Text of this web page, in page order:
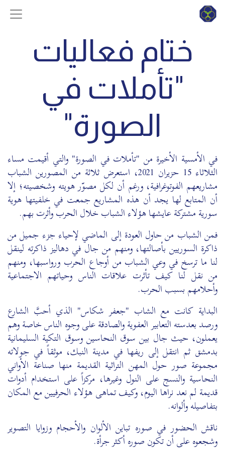
ختام فعاليات
"تأملات في
الصورة"
في الأمسية الأخيرة من "تأملات في الصورة" والتي أقيمت مساء
الثلاثاء 15 حزيران 2021، استعرض ثلاثة من المصورين الشباب
مشاريعهم الفوتوغرافية، ورغم أن لكل مصوّر هويته وشخصيته؛ إلا
أن المتابع لها يجد أن هذه المشاريع جمعت في خلفيتها هوية
سورية مشتركة عايشها هؤلاء الشباب خلال الحرب وأثرت بهم.
فمن الشباب من حاول العودة إلى الماضي لإحياء جزء جميل من
ذاكرة السوريين بأصالتها، ومنهم من جال في دهاليز ذاكرته لينقل
لنا ما ترسخ في وعي الشباب من أوجاع الحرب ورواسبها، ومنهم
من نقل لنا كيف تأثرت علاقات الناس وحياتهم الاجتماعية
وأحلامهم بسبب الحرب.
البداية كانت مع الشاب "جعفر شكاس" الذي أحبَّ الشارع
ورصد بعدسته التعابير العفوية والصادقة على وجوه الناس خاصة وهم
يعملون، حيث جال بين سوق النحاسين وسوق التكية السليمانية
بدمشق ثم انتقل إلى ريفها في مدينة النبك، موثقاً في جولاته
مجموعة صور حول المهن التراثية القديمة منها صناعة الأواني
النحاسية والنسج على النول وغيرها، مركزاً على استخدام أدوات
قديمة لم نعد نراها اليوم، وكيف تماهى هؤلاء الحرفيين مع المكان
بتفاصيله وألوانه.
ناقش الحضور في صوره تباين الألوان والأحجام وزوايا التصوير
وشجعوه على أن تكون صوره أكثر جرأة.